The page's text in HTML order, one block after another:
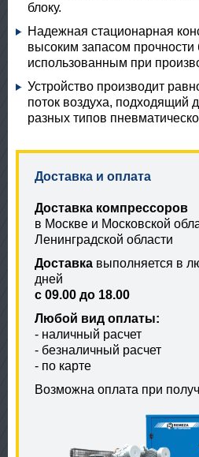
блоку.
Надежная стационарная
высоким запасом прочности
использованным при
Устройство производит
поток воздуха, подходящий
разных типов
Доставка и оплата
Доставка компрессоров
в Москве и Московской
Ленинградской области
Доставка выполняется в
дней
с 09.00 до 18.00
Любой вид оплаты:
- наличный расчет
- безналичный расчет
- по карте
Возможна оплата при